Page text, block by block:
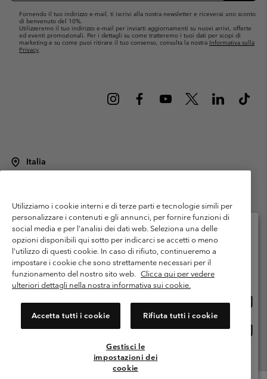
Fornendo il tuo indirizzo e-mail, ti iscrivi alla nostra newsletter e riceverai uno sconto
di benvenuto del 10%.
Utilizzeremo il tuo indirizzo e-mail per inviarti aggiornamenti su nuovi arrivi, offerte
ed eventi promozionali. Per i dettagli su come tratteremo i tuoi dati per scopi di
marketing e su come puoi ritirare il tuo consenso, consulta la nostra Informativa sulla
Privacy.
Italia
Termini di utilizzo
Condizioni Generali di Venditaa
Garanzia
Politica sulla privacy
Termini e condizioni del programma di membership
Condizioni di utilizzo dei contenuti generati dagli utenti
Impressum
Cookies
Public CBCR
Servizio clienti: Lun. - ven. 9:00 - 13:00 & 14:00- 18:00
(+)390694804176
Utilizziamo i cookie interni e di terze parti e tecnologie simili per
personalizzare i contenuti e gli annunci, per fornire funzioni di
social media e per l'analisi dei dati web. Seleziona una delle
opzioni disponibili qui sotto per indicarci se accetti o meno
l'utilizzo di questi cookie. In caso di rifiuto, continueremo a
impostare i cookie che sono strettamente necessari per il
funzionamento del nostro sito web. Clicca qui per vedere
ulteriori dettagli nella nostra informativa sui cookie.
Accetta tutti i cookie Rifiuta tutti i cookie
Gestisci le
impostazioni dei
cookie
Seleziona il paese di spedizione e la lingua
Shopping online disponibile
online
Italia
online
Visualizza Tutti I Paesi